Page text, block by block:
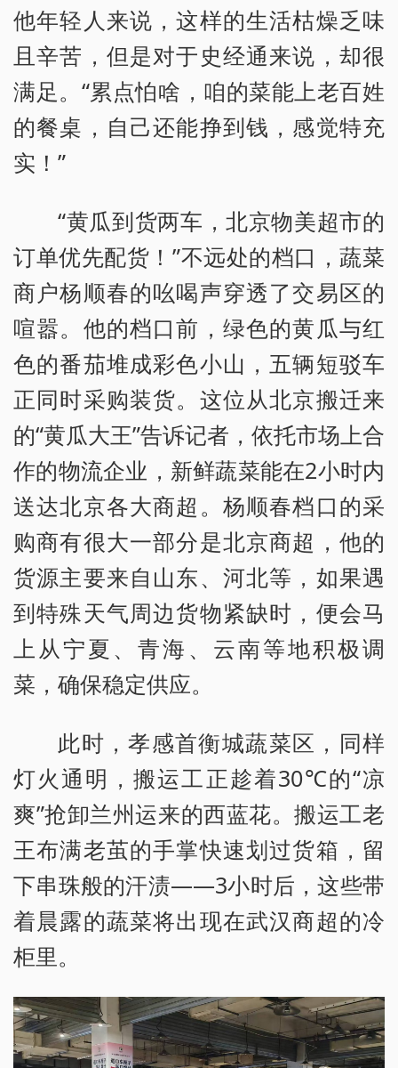
他年轻人来说，这样的生活枯燥乏味
且辛苦，但是对于史经通来说，却很
满足。“累点怕啥，咱的菜能上老百姓
的餐桌，自己还能挣到钱，感觉特充
实！”
“黄瓜到货两车，北京物美超市的
订单优先配货！”不远处的档口，蔬菜
商户杨顺春的吆喝声穿透了交易区的
喧嚣。他的档口前，绿色的黄瓜与红
色的番茄堆成彩色小山，五辆短驳车
正同时采购装货。这位从北京搬迁来
的“黄瓜大王”告诉记者，依托市场上合
作的物流企业，新鲜蔬菜能在2小时内
送达北京各大商超。杨顺春档口的采
购商有很大一部分是北京商超，他的
货源主要来自山东、河北等，如果遇
到特殊天气周边货物紧缺时，便会马
上从宁夏、青海、云南等地积极调
菜，确保稳定供应。
此时，孝感首衡城蔬菜区，同样
灯火通明，搬运工正趁着30℃的“凉
爽”抢卸兰州运来的西蓝花。搬运工老
王布满老茧的手掌快速划过货箱，留
下串珠般的汗渍——3小时后，这些带
着晨露的蔬菜将出现在武汉商超的冷
柜里。